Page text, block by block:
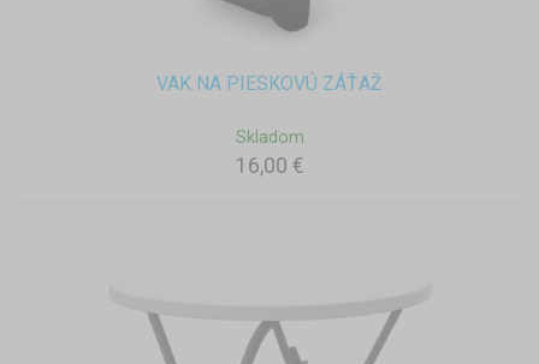
VAK NA PIESKOVÚ ZÁŤAŽ
Skladom
16,00 €